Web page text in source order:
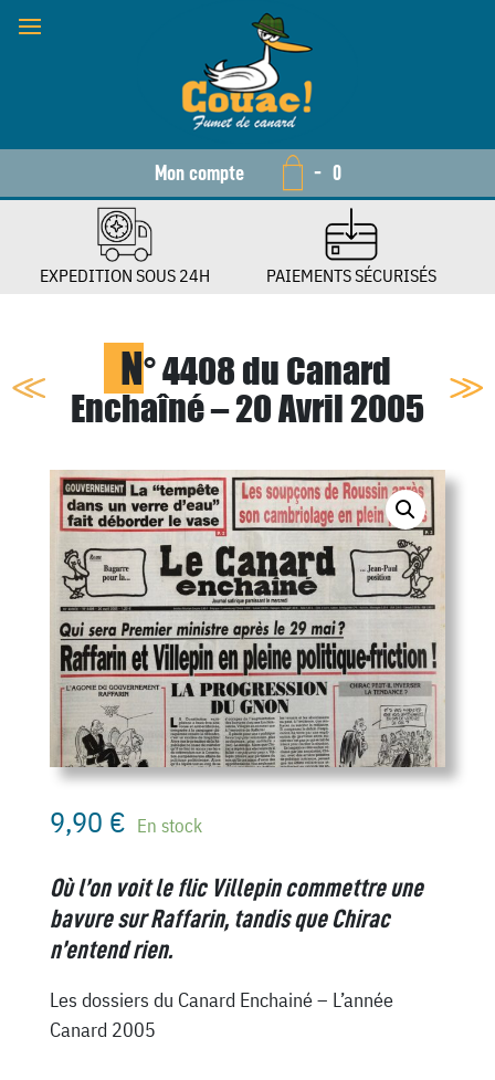
Mon compte - 0
EXPEDITION SOUS 24H PAIEMENTS SÉCURISÉS
N° 4408 du Canard
Enchaîné – 20 Avril 2005
9,90 € En stock
Où l’on voit le flic Villepin commettre une
bavure sur Raffarin, tandis que Chirac
n’entend rien.
Les dossiers du Canard Enchainé – L’année
Canard 2005